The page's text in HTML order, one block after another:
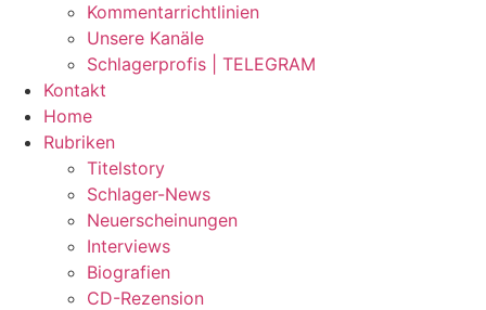
Kommentarrichtlinien
Unsere Kanäle
Schlagerprofis | TELEGRAM
Kontakt
Home
Rubriken
Titelstory
Schlager-News
Neuerscheinungen
Interviews
Biografien
CD-Rezension